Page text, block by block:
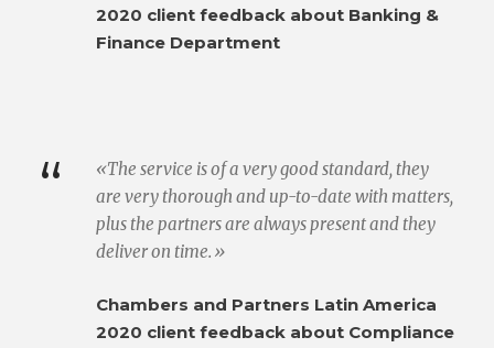
2020 client feedback about Banking &
Finance Department
“
«The service is of a very good standard, they
are very thorough and up-to-date with matters,
plus the partners are always present and they
deliver on time.»
Chambers and Partners Latin America
2020 client feedback about Compliance